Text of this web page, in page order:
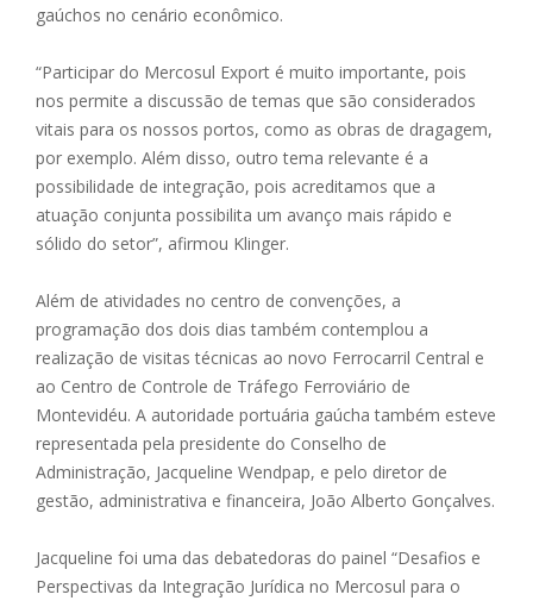
gaúchos no cenário econômico.
“Participar do Mercosul Export é muito importante, pois
nos permite a discussão de temas que são considerados
vitais para os nossos portos, como as obras de dragagem,
por exemplo. Além disso, outro tema relevante é a
possibilidade de integração, pois acreditamos que a
atuação conjunta possibilita um avanço mais rápido e
sólido do setor”, afirmou Klinger.
Além de atividades no centro de convenções, a
programação dos dois dias também contemplou a
realização de visitas técnicas ao novo Ferrocarril Central e
ao Centro de Controle de Tráfego Ferroviário de
Montevidéu. A autoridade portuária gaúcha também esteve
representada pela presidente do Conselho de
Administração, Jacqueline Wendpap, e pelo diretor de
gestão, administrativa e financeira, João Alberto Gonçalves.
Jacqueline foi uma das debatedoras do painel “Desafios e
Perspectivas da Integração Jurídica no Mercosul para o